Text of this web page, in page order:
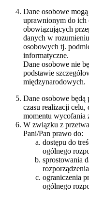
Dane osobowe
uprawnionym do ich
obowiązujących
danych w
osobowych tj.
informatyczne.
Dane osobowe nie
podstawie
międzynarodowych.
Dane osobowe
czasu realizacji celu,
momentu wycofania
W związku z
Pani/Pan prawo do:
dostępu do
ogólnego
sprostowania
ograniczenia
ogólnego